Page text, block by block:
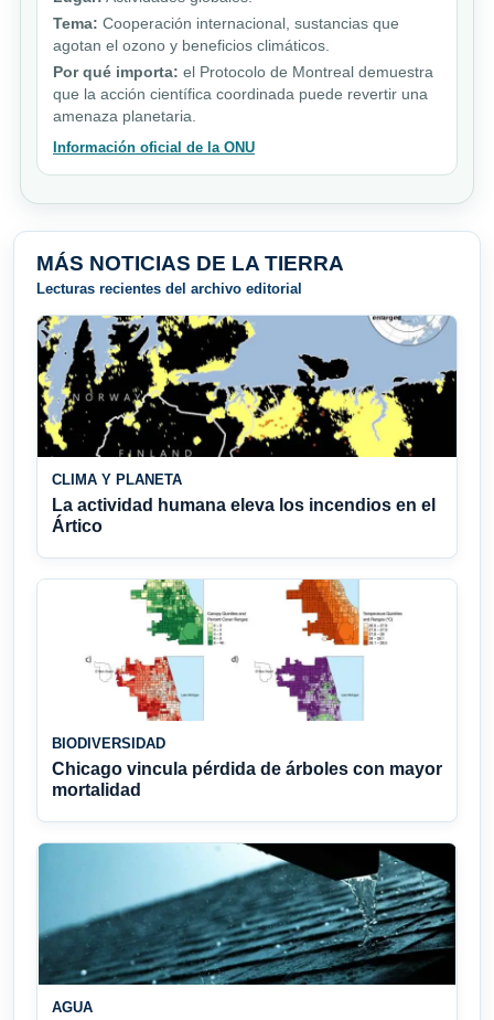
Tema: Cooperación internacional, sustancias que
agotan el ozono y beneficios climáticos.
Por qué importa: el Protocolo de Montreal demuestra
que la acción científica coordinada puede revertir una
amenaza planetaria.
Información oficial de la ONU
MÁS NOTICIAS DE LA TIERRA
Lecturas recientes del archivo editorial
CLIMA Y PLANETA
La actividad humana eleva los incendios en el
Ártico
BIODIVERSIDAD
Chicago vincula pérdida de árboles con mayor
mortalidad
AGUA